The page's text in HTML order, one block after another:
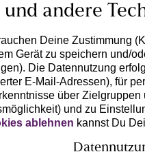
und andere
Deine Zustimmung
Gerät zu speichern und/
Die Datennutzung
E-Mail-Adressen), für
über
und zu
ablehnen kannst Du